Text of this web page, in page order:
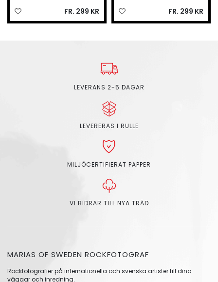
FR. 299 KR
FR. 299 KR
LEVERANS 2-5 DAGAR
LEVERERAS I RULLE
MILJÖCERTIFIERAT PAPPER
VI BIDRAR TILL NYA TRÄD
MARIAS OF SWEDEN ROCKFOTOGRAF
Rockfotografier på internationella och svenska artister till dina
väggar och inredning.